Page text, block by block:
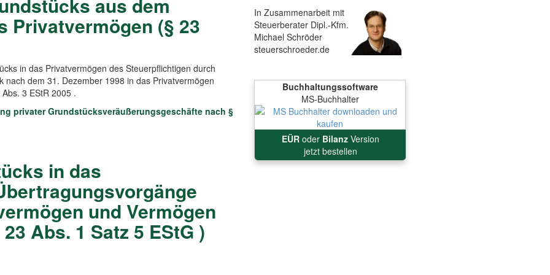
Privatvermögen (§ 23
in das Privatvermögen des Steuerpflichtigen durch
dem 31. Dezember 1998 in das Privatvermögen
3 EStR 2005 .
privater Grundstücksveräußerungsgeschäfte nach §
in das
und Vermögen
Abs. 1 Satz 5 EStG )
In Zusammenarbeit mit
Steuerberater Dipl.-Kfm.
Michael Schröder
steuerschroeder.de
Buchhaltungssoftware
MS-Buchhalter
EÜRoder BilanzVersion
jetzt bestellen